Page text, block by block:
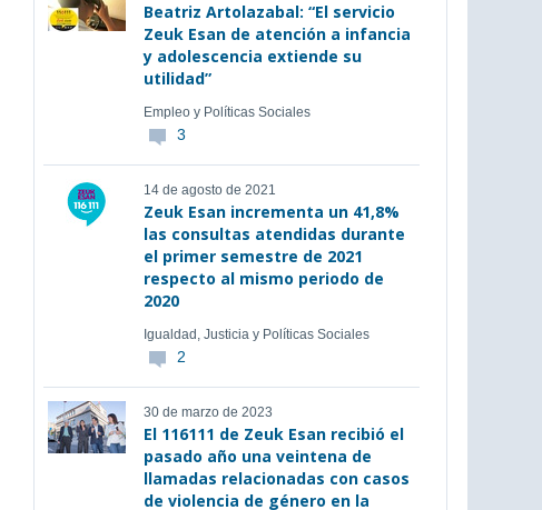
Beatriz Artolazabal: “El servicio
Zeuk Esan de atención a infancia
y adolescencia extiende su
utilidad”
Empleo y Políticas Sociales
3
14 de agosto de 2021
Zeuk Esan incrementa un 41,8%
las consultas atendidas durante
el primer semestre de 2021
respecto al mismo periodo de
2020
Igualdad, Justicia y Políticas Sociales
2
30 de marzo de 2023
El 116111 de Zeuk Esan recibió el
pasado año una veintena de
llamadas relacionadas con casos
de violencia de género en la